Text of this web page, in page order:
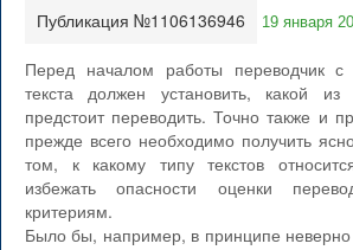
Публикация №1106136946 19 января
Перед началом работы переводчик
текста должен установить, какой
предстоит переводить. Точно также и
прежде всего необходимо получить
том, к какому типу текстов
избежать опасности оценки
критериям.
Было бы, например, в принципе неверно